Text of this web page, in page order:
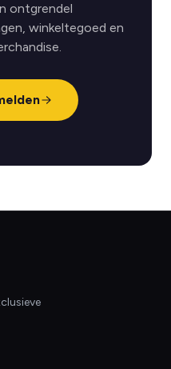
ontgrendel
winkeltegoed en